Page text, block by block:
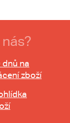
dnů na
zboží